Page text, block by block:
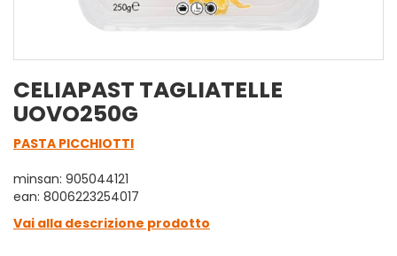
CELIAPAST TAGLIATELLE
UOVO250G
PASTA PICCHIOTTI
minsan: 905044121
ean: 8006223254017
Vai alla descrizione prodotto